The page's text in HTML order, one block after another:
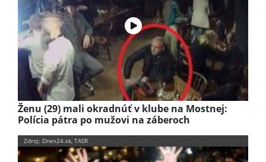
Ženu (29) mali okradnúť v klube na Mostnej:
Polícia pátra po mužovi na záberoch
Zdroj: Dnes24.sk, TASR